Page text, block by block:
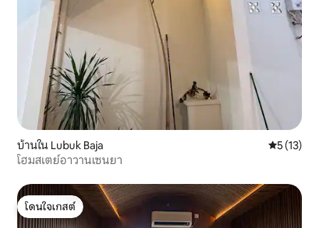
บ้านใน Lubuk Baja คะแนนเฉลี่
5 (13)
โฮมสเตย์อาวานเซนยา
โดนใจเกสต์
โดนใจเกสต์